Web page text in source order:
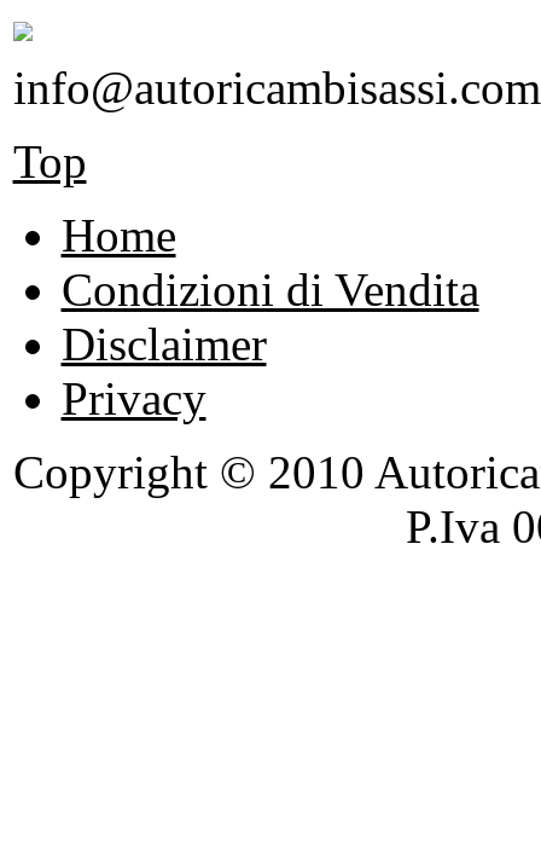
info@autoricambisassi.com
Top
Home
Condizioni di Vendita
Disclaimer
Privacy
Copyright © 2010
P.Iva